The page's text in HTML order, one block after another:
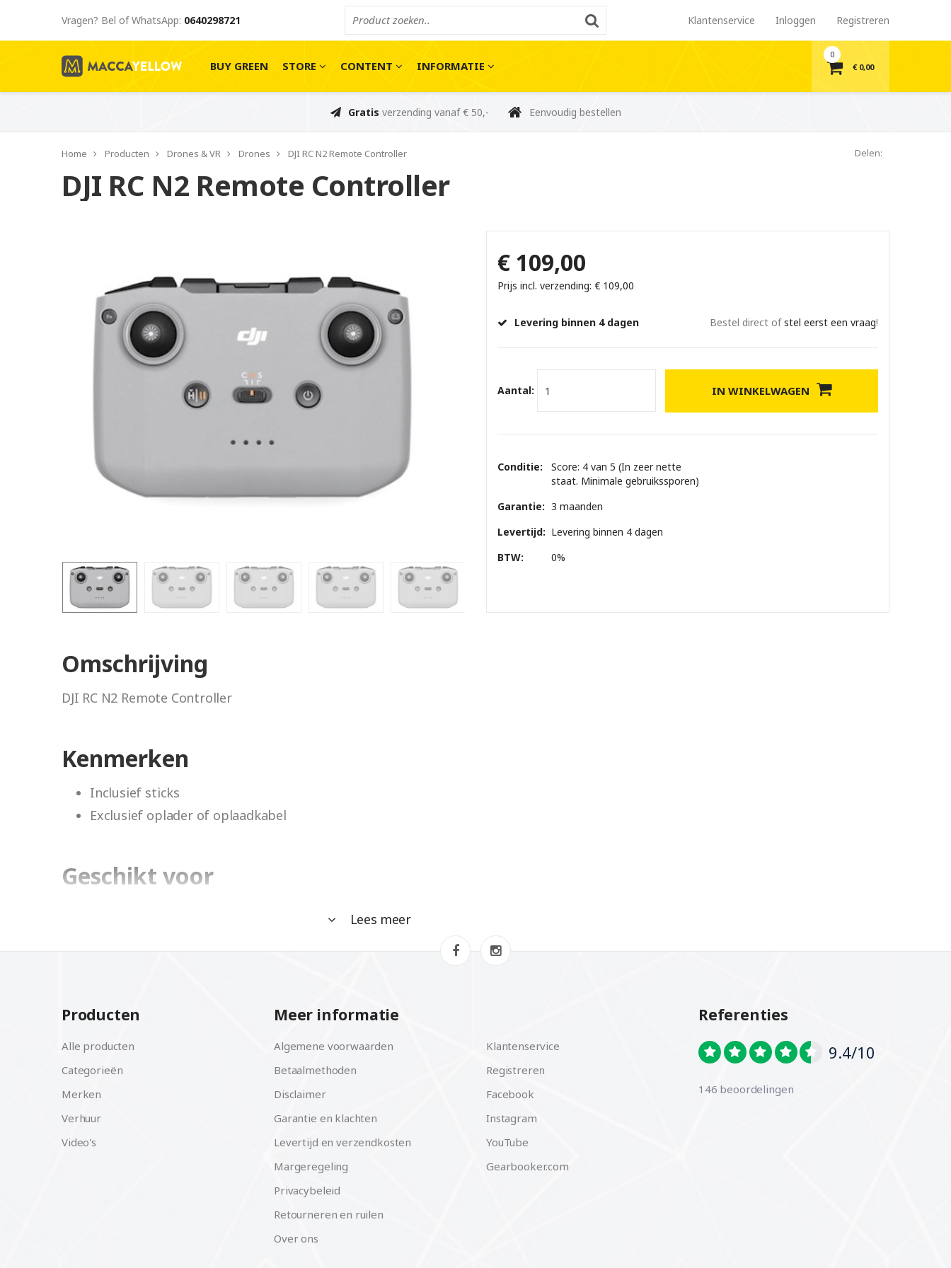
Vragen? Bel of WhatsApp: 0640298721 Klantenservice Inloggen Registreren
BUY GREEN STORE CONTENT INFORMATIE
0
€ 0,00
Gratis verzending vanaf € 50,- Eenvoudig bestellen
Home Producten Drones & VR Drones DJI RC N2 Remote Controller Delen:
DJI RC N2 Remote Controller
€ 109,00
Prijs incl. verzending: € 109,00
Levering binnen 4 dagen Bestel direct ofstel eerst een vraag!
Aantal: IN WINKELWAGEN
Conditie:
Score: 4 van 5 (In zeer nette
staat. Minimale gebruikssporen)
Garantie: 3 maanden
Levertijd: Levering binnen 4 dagen
BTW:
0%
Omschrijving
DJI RC N2 Remote Controller
Kenmerken
Inclusief sticks
Exclusief oplader of oplaadkabel
Geschikt voor
DJI Mini 3 Pro
Lees meer
Producten
Alle producten
Categorieën
Merken
Verhuur
Video's
Meer informatie
Algemene voorwaarden
Betaalmethoden
Disclaimer
Garantie en klachten
Levertijd en verzendkosten
Margeregeling
Privacybeleid
Retourneren en ruilen
Over ons
Klantenservice
Registreren
Facebook
Instagram
YouTube
Gearbooker.com
Referenties
9.4/10
146 beoordelingen